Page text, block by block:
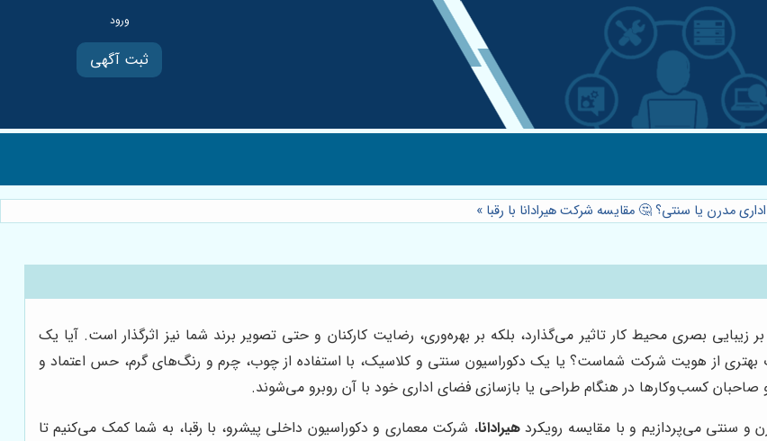
ثبت آگهی
مدرن یا سنتی؟ 🤔 مقایسه شرکت هیرادانا با رقبا »
بصری محیط کار تاثیر می‌گذارد، بلکه بر بهره‌وری، رضایت کارکنان و حتی تصویر برند شما نیز اثرگذار است. آیا یک
از هویت شرکت شماست؟ یا یک دکوراسیون سنتی و کلاسیک، با استفاده از چوب، چرم و رنگ‌های گرم، حس اعتماد و
صاحبان کسب‌وکارها در هنگام طراحی یا بازسازی فضای اداری خود با آن روبرو می‌شوند.
و سنتی می‌پردازیم و با مقایسه رویکردهیرادانا، شرکت معماری و دکوراسیون داخلی پیشرو، با رقبا، به شما کمک می‌کنیم تا